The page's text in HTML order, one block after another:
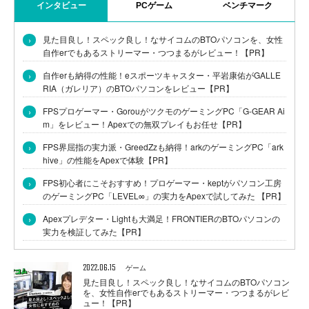
インタビュー PCゲーム ベンチマーク
›
見た目良し！スペック良し！なサイコムのBTOパソコンを、女性
自作erでもあるストリーマー・つつまるがレビュー！【PR】
›
自作erも納得の性能！eスポーツキャスター・平岩康佑がGALLE
RIA（ガレリア）のBTOパソコンをレビュー【PR】
›
FPSプロゲーマー・GorouがツクモのゲーミングPC「G-GEAR Ai
m」をレビュー！Apexでの無双プレイもお任せ【PR】
›
FPS界屈指の実力派・GreedZzも納得！arkのゲーミングPC「ark
hive」の性能をApexで体験【PR】
›
FPS初心者にこそおすすめ！プロゲーマー・keptがパソコン工房
のゲーミングPC「LEVEL∞」の実力をApexで試してみた 【PR】
›
Apexプレデター・Lightも大満足！FRONTIERのBTOパソコンの
実力を検証してみた【PR】
2022.06.15 ゲーム
見た目良し！スペック良し！なサイコムのBTOパソコン
を、女性自作erでもあるストリーマー・つつまるがレビ
ュー！【PR】